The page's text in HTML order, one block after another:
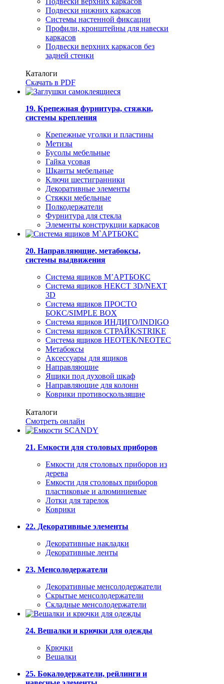
Подвески нижних каркасов
Системы настенной фиксации
Профили, кронштейны для навески
каркасов
Подвески верхних каркасов без
задней стенки
Каталоги
Скачать в PDF
19. Крепежная фурнитура, стяжки,
системы крепления
Крепежные уголки и пластины
Метизы
Бусолы мебельные
Гайка усовая
Шканты мебельные
Ключи шестигранники
Декоративные элементы
Стяжки мебельные
Полкодержатели
Фурнитура для стекла
Элементы конструкции каркасов
20. Направляющие, метабоксы,
системы выдвижения
Система ящиков М’АРТБОКС
Система ящиков НЕКСТ 3D/NEXT
3D
Система ящиков ПРОСТО
БОКС/SIMPLE BOX
Система ящиков ИНДИГО/INDIGO
Система ящиков СТРАЙК/STRIKE
Система ящиков НЕОТЕК/NEOTEC
Метабоксы
Аксессуары для ящиков
Направляющие
Ящики под духовой шкаф
Направляющие для колонн
Коврики противоскользящие
Каталоги
Смотреть онлайн
21. Емкости для столовых приборов
Емкости для столовых приборов из
дерева
Емкости для столовых приборов
пластиковые и алюминиевые
Лотки для тарелок
Коврики
22. Декоративные элементы
Декоративные накладки
Декоративные ленты
23. Менсолодержатели
Декоративные менсолодержатели
Скрытые менсолодержатели
Складные менсолодержатели
24. Вешалки и крючки для одежды
Крючки
Вешалки
25. Бокалодержатели, рейлинги и